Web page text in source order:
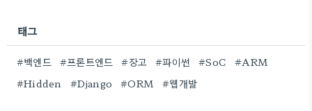
태그
#백엔드 #프론트엔드 #장고 #파이썬 #SoC
#ARM
#Hidden
#Django #ORM #웹개발